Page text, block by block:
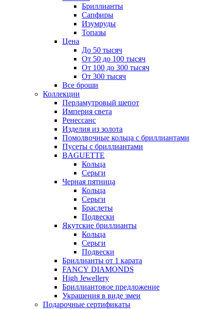
Бриллианты
Сапфиры
Изумруды
Топазы
Цена
До 50 тысяч
От 50 до 100 тысяч
От 100 до 300 тысяч
От 300 тысяч
Все броши
Коллекции
Перламутровый шепот
Империя света
Ренессанс
Изделия из золота
Помолвочные кольца с бриллиантами
Пусеты с бриллиантами
BAGUETTE
Кольца
Серьги
Черная пятница
Кольца
Серьги
Браслеты
Подвески
Якутские бриллианты
Кольца
Серьги
Подвески
Бриллианты от 1 карата
FANCY DIAMONDS
High Jewellery
Бриллиантовое предложение
Украшения в виде змеи
Подарочные сертификаты